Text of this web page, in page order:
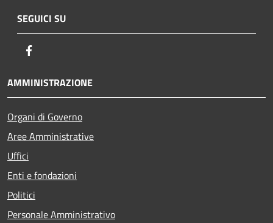
SEGUICI SU
AMMINISTRAZIONE
Organi di Governo
Aree Amministrative
Uffici
Enti e fondazioni
Politici
Personale Amministrativo